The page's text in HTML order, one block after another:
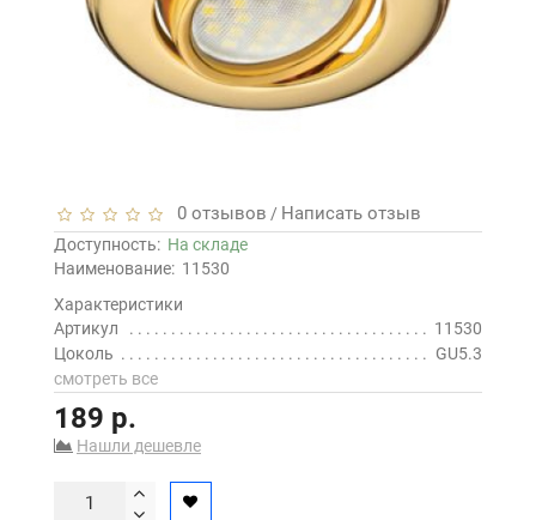
0 отзывов / Написать отзыв
Доступность: На складе
Наименование: 11530
Характеристики
Артикул
11530
Цоколь
GU5.3
смотреть все
189 р.
Нашли дешевле